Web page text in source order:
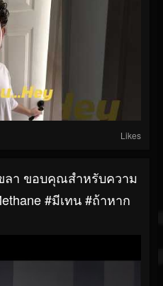
Likes
ลา ขอบคุณสำหรับความ
#มีเทน #ถ้าหาก